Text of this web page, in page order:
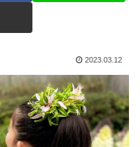
2023.03.12